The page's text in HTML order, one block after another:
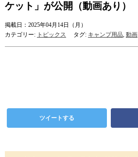
ケット」が公開（動画あり）
掲載日：2025年04月14日（月）
カテゴリー: トピックス タグ: キャンプ用品, 動画
ツイートする